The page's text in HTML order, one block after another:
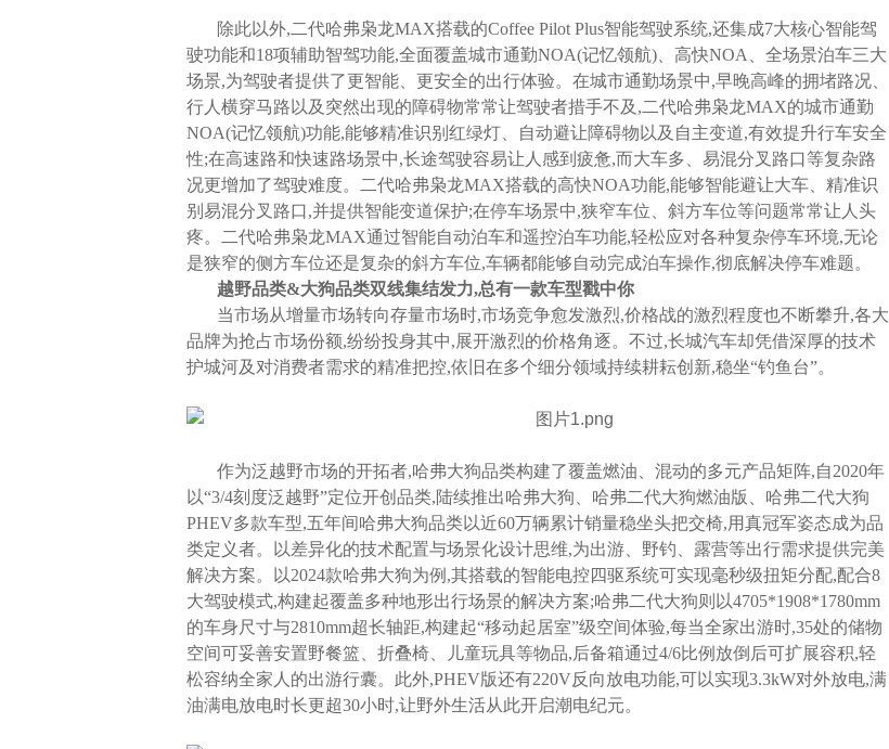
除此以外,二代哈弗枭龙MAX搭载的Coffee Pilot Plus智能驾驶系统,还集成7大核心智能驾
驶功能和18项辅助智驾功能,全面覆盖城市通勤NOA(记忆领航)、高快NOA、全场景泊车三大
场景,为驾驶者提供了更智能、更安全的出行体验。在城市通勤场景中,早晚高峰的拥堵路况、
行人横穿马路以及突然出现的障碍物常常让驾驶者措手不及,二代哈弗枭龙MAX的城市通勤
NOA(记忆领航)功能,能够精准识别红绿灯、自动避让障碍物以及自主变道,有效提升行车安全
性;在高速路和快速路场景中,长途驾驶容易让人感到疲惫,而大车多、易混分叉路口等复杂路
况更增加了驾驶难度。二代哈弗枭龙MAX搭载的高快NOA功能,能够智能避让大车、精准识
别易混分叉路口,并提供智能变道保护;在停车场景中,狭窄车位、斜方车位等问题常常让人头
疼。二代哈弗枭龙MAX通过智能自动泊车和遥控泊车功能,轻松应对各种复杂停车环境,无论
是狭窄的侧方车位还是复杂的斜方车位,车辆都能够自动完成泊车操作,彻底解决停车难题。
越野品类&大狗品类双线集结发力,总有一款车型戳中你
当市场从增量市场转向存量市场时,市场竞争愈发激烈,价格战的激烈程度也不断攀升,各大
品牌为抢占市场份额,纷纷投身其中,展开激烈的价格角逐。不过,长城汽车却凭借深厚的技术
护城河及对消费者需求的精准把控,依旧在多个细分领域持续耕耘创新,稳坐“钓鱼台”。
作为泛越野市场的开拓者,哈弗大狗品类构建了覆盖燃油、混动的多元产品矩阵,自2020年
以“3/4刻度泛越野”定位开创品类,陆续推出哈弗大狗、哈弗二代大狗燃油版、哈弗二代大狗
PHEV多款车型,五年间哈弗大狗品类以近60万辆累计销量稳坐头把交椅,用真冠军姿态成为品
类定义者。以差异化的技术配置与场景化设计思维,为出游、野钓、露营等出行需求提供完美
解决方案。以2024款哈弗大狗为例,其搭载的智能电控四驱系统可实现毫秒级扭矩分配,配合8
大驾驶模式,构建起覆盖多种地形出行场景的解决方案;哈弗二代大狗则以4705*1908*1780mm
的车身尺寸与2810mm超长轴距,构建起“移动起居室”级空间体验,每当全家出游时,35处的储物
空间可妥善安置野餐篮、折叠椅、儿童玩具等物品,后备箱通过4/6比例放倒后可扩展容积,轻
松容纳全家人的出游行囊。此外,PHEV版还有220V反向放电功能,可以实现3.3kW对外放电,满
油满电放电时长更超30小时,让野外生活从此开启潮电纪元。